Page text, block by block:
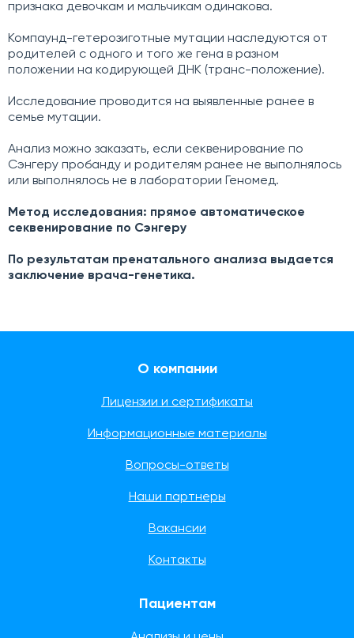
признака девочкам и мальчикам одинакова.
Компаунд-гетерозиготные мутации наследуются от
родителей с одного и того же гена в разном
положении на кодирующей ДНК (транс-положение).
Исследование проводится на выявленные ранее в
семье мутации.
Анализ можно заказать, если секвенирование по
Сэнгеру пробанду и родителям ранее не выполнялось
или выполнялось не в лаборатории Геномед.
Метод исследования: прямое автоматическое
секвенирование по Сэнгеру
По результатам пренатального анализа выдается
заключение врача-генетика.
О компании
Лицензии и сертификаты
Информационные материалы
Вопросы-ответы
Наши партнеры
Вакансии
Контакты
Пациентам